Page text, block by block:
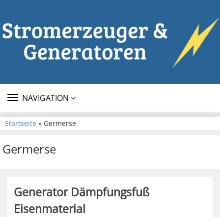
TOGGLE
NAVIGATION
Startseite » Germerse
Germerse
Generator Dämpfungsfuß
Eisenmaterial